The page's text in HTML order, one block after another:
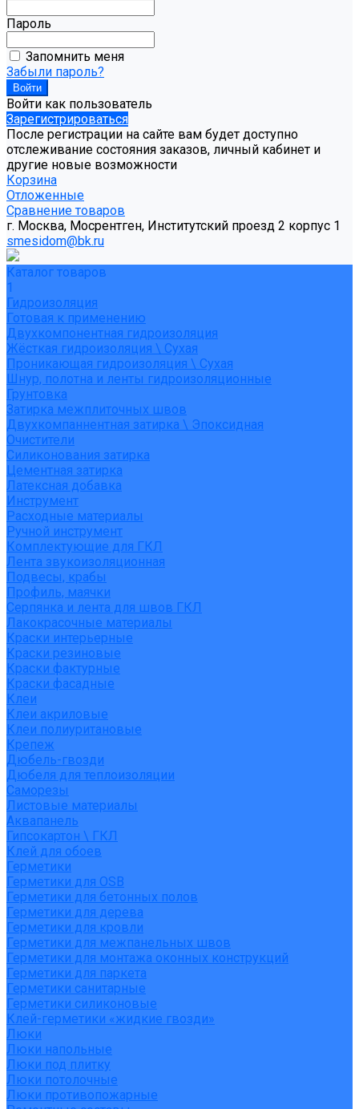
Пароль
Запомнить меня
Забыли пароль?
Войти как пользователь
Зарегистрироваться
После регистрации на сайте вам будет доступно
отслеживание состояния заказов, личный кабинет и
другие новые возможности
Корзина
Отложенные
Сравнение товаров
г. Москва, Мосрентген, Институтский проезд 2 корпус 1
smesidom@bk.ru
Каталог товаров
1
Гидроизоляция
Готовая к применению
Двухкомпонентная гидроизоляция
Жёсткая гидроизоляция \ Сухая
Проникающая гидроизоляция \ Сухая
Шнур, полотна и ленты гидроизоляционные
Грунтовка
Затирка межплиточных швов
Двухкомпаннентная затирка \ Эпоксидная
Очистители
Силиконования затирка
Цементная затирка
Латексная добавка
Инструмент
Расходные материалы
Ручной инструмент
Комплектующие для ГКЛ
Лента звукоизоляционная
Подвесы, крабы
Профиль, маячки
Серпянка и лента для швов ГКЛ
Лакокрасочные материалы
Краски интерьерные
Краски резиновые
Краски фактурные
Краски фасадные
Клеи
Клеи акриловые
Клеи полиуритановые
Крепеж
Дюбель-гвозди
Дюбеля для теплоизоляции
Саморезы
Листовые материалы
Аквапанель
Гипсокартон \ ГКЛ
Клей для обоев
Герметики
Герметики для OSB
Герметики для бетонных полов
Герметики для дерева
Герметики для кровли
Герметики для межпанельных швов
Герметики для монтажа оконных конструкций
Герметики для паркета
Герметики санитарные
Герметики силиконовые
Клей-герметики «жидкие гвозди»
Люки
Люки напольные
Люки под плитку
Люки потолочные
Люки противопожарные